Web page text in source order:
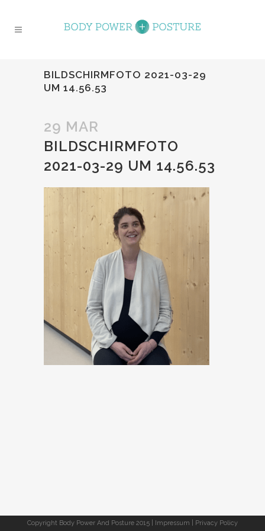
BILDSCHIRMFOTO 2021-03-29
UM 14.56.53
29 MAR
BILDSCHIRMFOTO
2021-03-29 UM 14.56.53
Copyright Body Power And Posture 2015 | Impressum Privacy Policy